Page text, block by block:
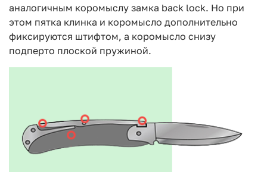
аналогичным коромыслу замка back lock. Но при
этом пятка клинка и коромысло дополнительно
фиксируются штифтом, а коромысло снизу
подперто плоской пружиной.